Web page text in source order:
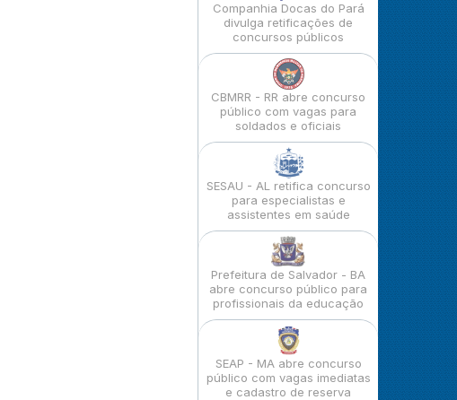
Companhia Docas do Pará
divulga retificações de
concursos públicos
CBMRR - RR abre concurso
público com vagas para
soldados e oficiais
SESAU - AL retifica concurso
para especialistas e
assistentes em saúde
Prefeitura de Salvador - BA
abre concurso público para
profissionais da educação
SEAP - MA abre concurso
público com vagas imediatas
e cadastro de reserva